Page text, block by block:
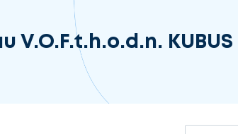
V.O.F.t.h.o.d.n. KUBUS